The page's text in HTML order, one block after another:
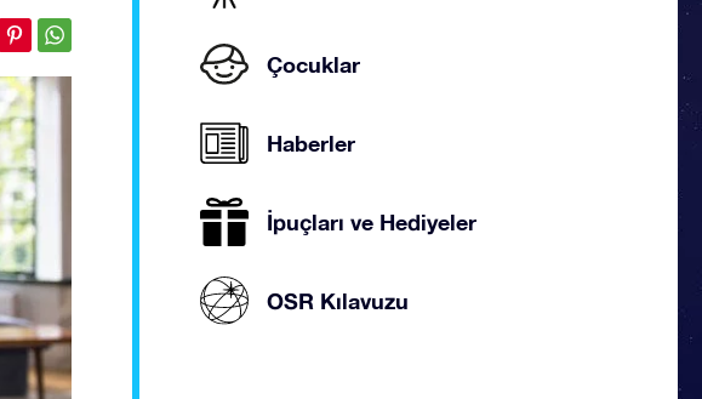
Çocuklar
Haberler
İpuçları ve Hediyeler
OSR Kılavuzu